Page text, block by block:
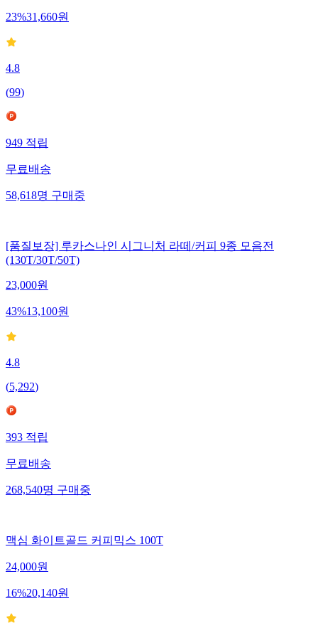
23%31,660원
4.8
(99)
949적립
무료배송
58,618명구매중
[품질보장] 루카스나인 시그니처 라떼/커피 9종 모음전
(130T/30T/50T)
23,000원
43%13,100원
4.8
(5,292)
393적립
무료배송
268,540명구매중
맥심 화이트골드 커피믹스 100T
24,000원
16%20,140원